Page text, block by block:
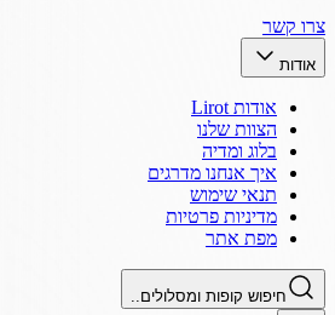
צרו קשר
אודות
אודות Lirot
הצוות שלנו
בלוג ומדיה
איך אנחנו מדרגים
תנאי שימוש
מדיניות פרטיות
מפת אתר
חיפוש קופות ומסלולים..